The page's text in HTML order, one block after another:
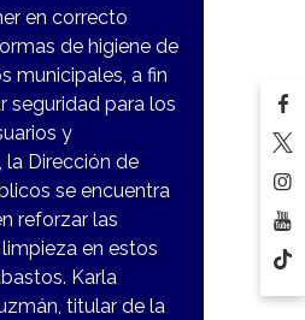
en correcto
de higiene de
municipales, a fin
seguridad para los
y
la Dirección de
se encuentra
reforzar las
en estos
Karla
titular de la